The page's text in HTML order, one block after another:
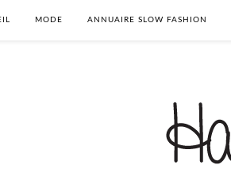
MODE ANNUAIRE SLOW FASHION